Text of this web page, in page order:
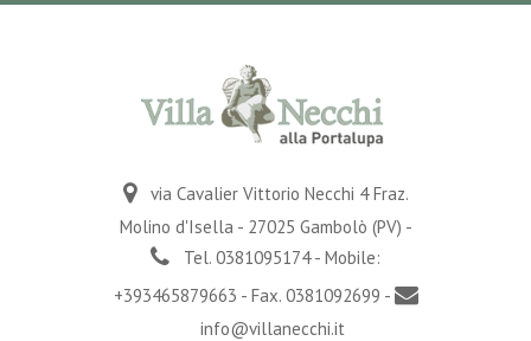
via Cavalier Vittorio Necchi 4 Fraz.
Molino d'Isella - 27025 Gambolò (PV) -
Tel. 0381095174 - Mobile:
+393465879663 - Fax. 0381092699 -
info@villanecchi.it